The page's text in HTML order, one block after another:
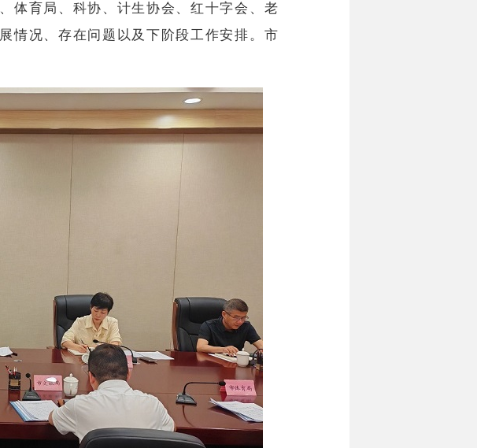
体育局、科协、计生协会、红十字会、老
情况、存在问题以及下阶段工作安排。市